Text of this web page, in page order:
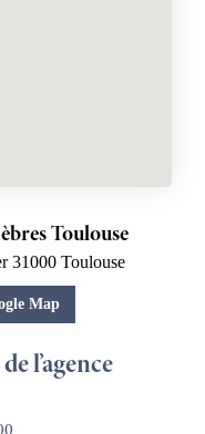
Toulouse
31000 Toulouse
Map
l’agence